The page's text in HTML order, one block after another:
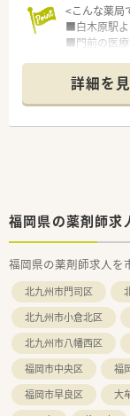
■正社員の就
時間になりが
目指してお
ざいます。
点で、「従
であり、長
ーション、
けた研修内
■実務経験が
グラムがあ
■社員教育に
マ別研修が
ます。
■がん専門薬
しており、
■自社開発の
うに1社員
■e‐learning
取得も可能で
<こんな薬局
■白木原駅よ
■門前の医療
ております。
■火水木
ます。
■応援体制も
■駐車場は
■Wワーク
■水木が透析
ております。
■火水木
ます。
■管理薬剤師
＜こんな薬
■福岡市1店
いる薬局です
■社長も薬剤
詳細を
福岡県の薬剤師求
福岡県の薬剤師求人を
北九州市門司区
北九州市小倉北区
北九州市八幡西区
福岡市中央区
福
福岡市早良区
大